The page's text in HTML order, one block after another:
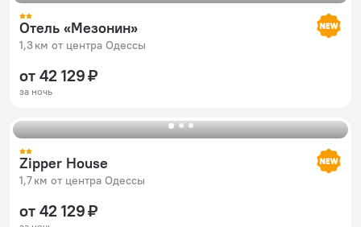
Отель «Мезонин»
1,3 км от центра Одессы
от 42 129 ₽
за ночь
Zipper House
1,7 км от центра Одессы
от 42 129 ₽